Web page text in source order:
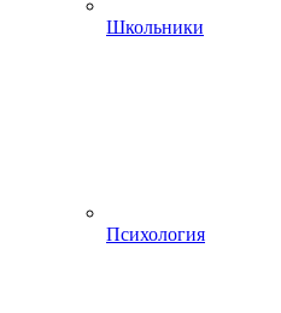
Школьники
Психология